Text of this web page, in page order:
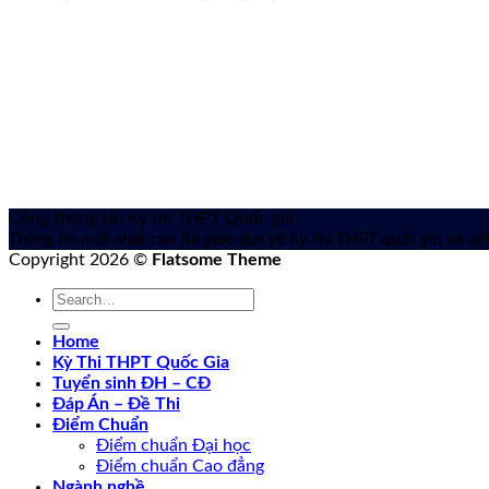
Cổng thông tin Kỳ thi THPT Quốc gia
Thông tin mới nhất của Bộ giáo dục về kỳ thi THPT quốc gia và
Copyright 2026 © Flatsome Theme
Home
Kỳ Thi THPT Quốc Gia
Tuyển sinh ĐH – CĐ
Đáp Án – Đề Thi
Điểm Chuẩn
Điểm chuẩn Đại học
Điểm chuẩn Cao đẳng